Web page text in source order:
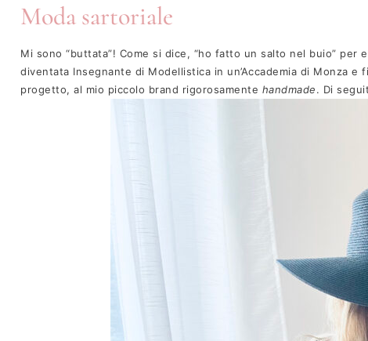
Moda sartoriale
Mi sono “buttata”! Come si dice, “ho fatto un salto nel buio”
diventata Insegnante di Modellistica in un’Accademia di Monza e
progetto, al mio piccolo brand rigorosamente handmade. Di